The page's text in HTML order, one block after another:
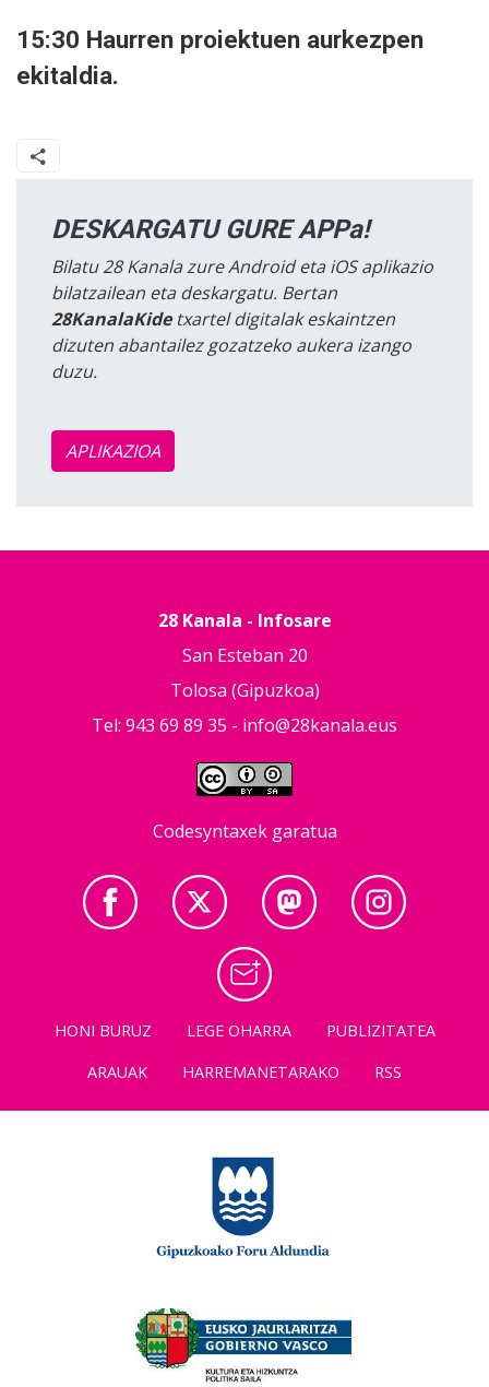
15:30 Haurren proiektuen aurkezpen
ekitaldia.
DESKARGATU GURE APPa!
Bilatu 28 Kanala zure Android eta iOS aplikazio
bilatzailean eta deskargatu. Bertan
28KanalaKidetxartel digitalak eskaintzen
dizuten abantailez gozatzeko aukera izango
duzu.
APLIKAZIOA
28 Kanala - Infosare
San Esteban 20
Tolosa (Gipuzkoa)
Tel: 943 69 89 35 - info@28kanala.eus
Codesyntaxek garatua
HONI BURUZ LEGE OHARRA
PUBLIZITATEA
ARAUAK
HARREMANETARAKO RSS